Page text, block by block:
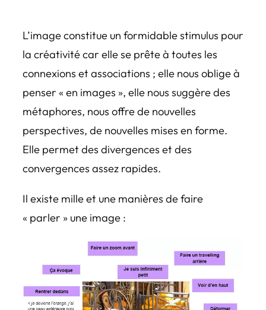
L’image constitue un formidable stimulus pour
la créativité car elle se prête à toutes les
connexions et associations ; elle nous oblige à
penser « en images », elle nous suggère des
métaphores, nous offre de nouvelles
perspectives, de nouvelles mises en forme.
Elle permet des divergences et des
convergences assez rapides.
Il existe mille et une manières de faire
« parler » une image :